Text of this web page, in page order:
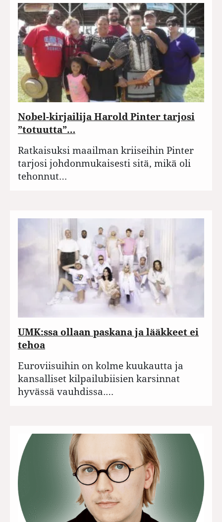
Nobel-kirjailija Harold Pinter tarjosi
”totuutta”…
Ratkaisuksi maailman kriiseihin Pinter
tarjosi johdonmukaisesti sitä, mikä oli
tehonnut…
UMK:ssa ollaan paskana ja lääkkeet ei
tehoa
Euroviisuihin on kolme kuukautta ja
kansalliset kilpailubiisien karsinnat
hyvässä vauhdissa.…